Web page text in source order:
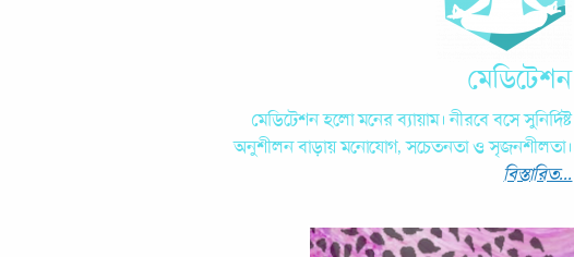
মেডিটেশন
মেডিটেশন হলো মনের ব্যায়াম। নীরবে বসে সুনির্দিষ্ট
অনুশীলন বাড়ায় মনোযোগ, সচেতনতা ও সৃজনশীলতা।
বিস্তারিত...